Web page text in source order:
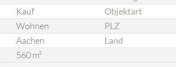
Kauf Objektart
Wohnen PLZ
Aachen Land
560 m²